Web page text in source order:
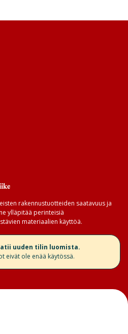
rakennustuotteiden saatavuus ja
ylläpitää perinteisiä
materiaalien käyttöä.
uuden tilin luomista.
eivät ole enää käytössä.